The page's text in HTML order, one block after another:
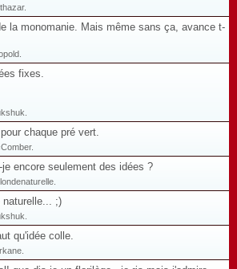
la monomanie. Mais même sans ça, avance t-
fixes.
chaque pré vert.
encore seulement des idées ?
naturelle... ;)
qu'idée colle.